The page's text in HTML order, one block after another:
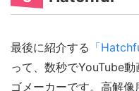
最後に紹介する 「
って、数秒でYouTube
ゴメーカーです。高解